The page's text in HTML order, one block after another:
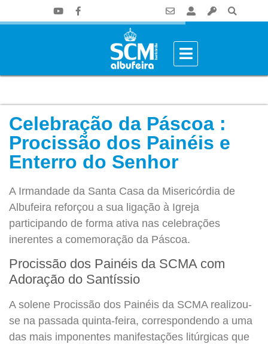
Celebração da Páscoa :
Procissão dos Painéis e
Enterro do Senhor
A Irmandade da Santa Casa da Misericórdia de
Albufeira reforçou a sua ligação à Igreja
participando de forma ativa nas celebrações
inerentes a comemoração da Páscoa.
Procissão dos Painéis da SCMA com
Adoração do Santíssio
A solene Procissão dos Painéis da SCMA realizou-
se na passada quinta-feira, correspondendo a uma
das mais imponentes manifestações litúrgicas que